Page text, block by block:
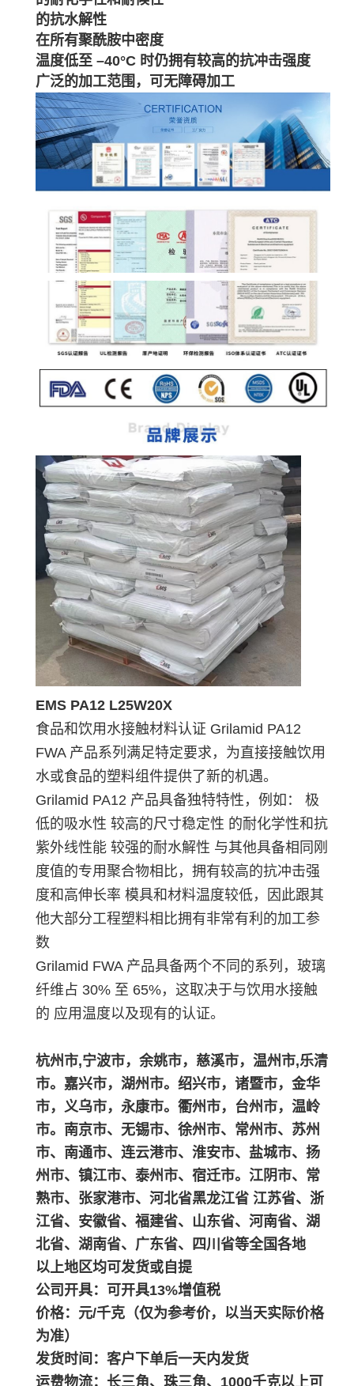
的抗水解性
在所有聚酰胺中密度
温度低至 –40°C 时仍拥有较高的抗冲击强度
广泛的加工范围，可无障碍加工
EMS PA12 L25W20X
食品和饮用水接触材料认证 Grilamid PA12
FWA 产品系列满足特定要求，为直接接触饮用
水或食品的塑料组件提供了新的机遇。
Grilamid PA12 产品具备独特特性，例如： 极
低的吸水性 较高的尺寸稳定性 的耐化学性和抗
紫外线性能 较强的耐水解性 与其他具备相同刚
度值的专用聚合物相比，拥有较高的抗冲击强
度和高伸长率 模具和材料温度较低，因此跟其
他大部分工程塑料相比拥有非常有利的加工参
数
Grilamid FWA 产品具备两个不同的系列，玻璃
纤维占 30% 至 65%，这取决于与饮用水接触
的 应用温度以及现有的认证。
杭州市,宁波市，余姚市，慈溪市，温州市,乐清
市。嘉兴市，湖州市。绍兴市，诸暨市，金华
市，义乌市，永康市。衢州市，台州市，温岭
市。南京市、无锡市、徐州市、常州市、苏州
市、南通市、连云港市、淮安市、盐城市、扬
州市、镇江市、泰州市、宿迁市。江阴市、常
熟市、张家港市、河北省黑龙江省 江苏省、浙
江省、安徽省、福建省、山东省、河南省、湖
北省、湖南省、广东省、四川省等全国各地
以上地区均可发货或自提
公司开具：可开具13%增值税
价格：元/千克（仅为参考价，以当天实际价格
为准）
发货时间：客户下单后一天内发货
运费物流：长三角、珠三角、1000千克以上可